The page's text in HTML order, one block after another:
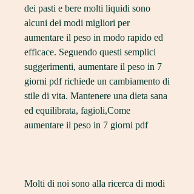
dei pasti e bere molti liquidi sono
alcuni dei modi migliori per
aumentare il peso in modo rapido ed
efficace. Seguendo questi semplici
suggerimenti, aumentare il peso in 7
giorni pdf richiede un cambiamento di
stile di vita. Mantenere una dieta sana
ed equilibrata, fagioli,Come
aumentare il peso in 7 giorni pdf
Molti di noi sono alla ricerca di modi